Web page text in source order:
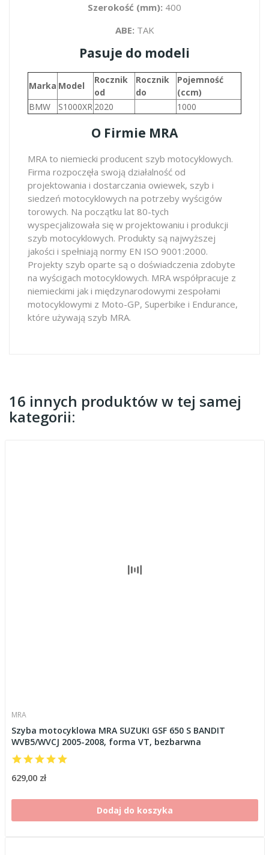
Szerokość (mm): 400
ABE: TAK
Pasuje do modeli
Marka Model
Rocznik
od
Rocznik
do
Pojemność
(ccm)
BMW
S1000XR 2020 1000
O Firmie MRA
MRA to niemiecki producent szyb motocyklowych.
Firma rozpoczęła swoją działalność od
projektowania i dostarczania owiewek, szyb i
siedzeń motocyklowych na potrzeby wyścigów
torowych. Na początku lat 80-tych
wyspecjalizowała się w projektowaniu i produkcji
szyb motocyklowych. Produkty są najwyższej
jakości i spełniają normy EN ISO 9001:2000.
Projekty szyb oparte są o doświadczenia zdobyte
na wyścigach motocyklowych. MRA współpracuje z
niemieckimi jak i międzynarodowymi zespołami
motocyklowymi z Moto-GP, Superbike i Endurance,
które używają szyb MRA.
16 innych produktów w tej samej
kategorii:
MRA
Szyba motocyklowa MRA SUZUKI GSF 650 S BANDIT
WVB5/WVCJ 2005-2008, forma VT, bezbarwna
629,00 zł
Dodaj do koszyka